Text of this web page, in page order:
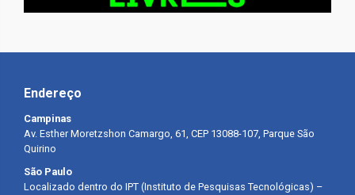
Endereço
Campinas
Av. Esther Moretzshon Camargo, 61, CEP 13088-107, Parque São
Quirino
São Paulo
Localizado dentro do IPT (Instituto de Pesquisas Tecnológicas) –